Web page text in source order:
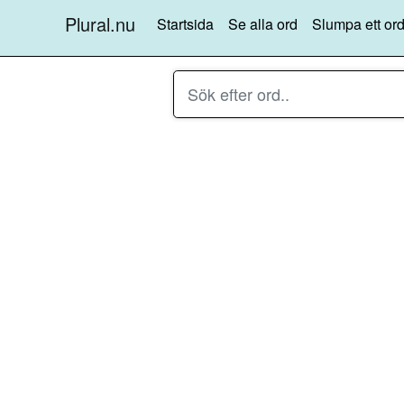
Plural.nu Startsida Se alla ord Slumpa ett